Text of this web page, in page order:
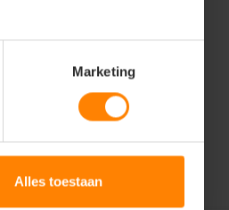
Marketing
Alles toestaan